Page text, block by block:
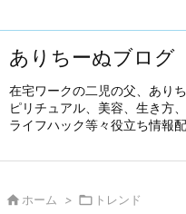
ありちーぬブログ
在宅ワークの二児の父、あり
ピリチュアル、美容、生き方
ライフハック等々役立ち情報
 ホーム >  トレンド